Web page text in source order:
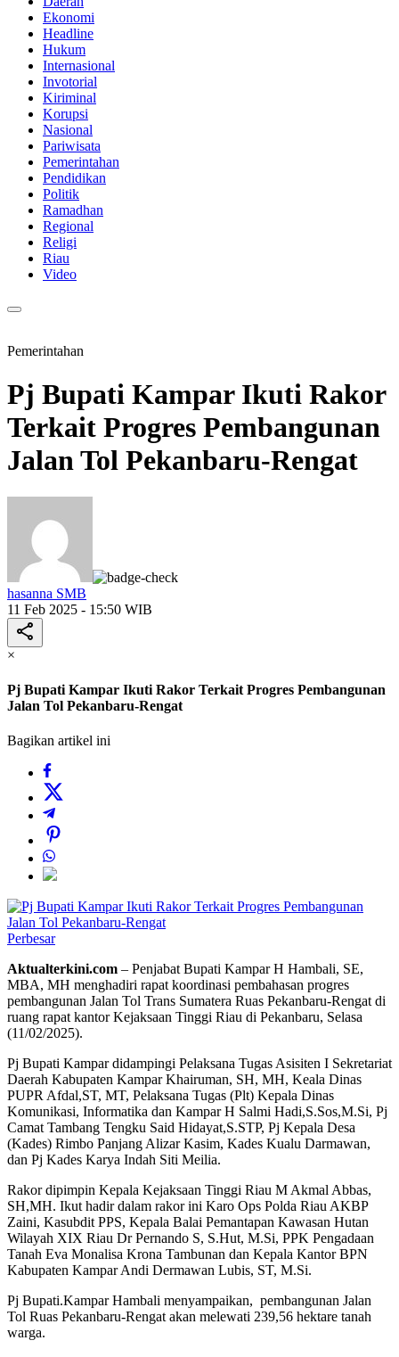
Ekonomi
Headline
Hukum
Internasional
Invotorial
Kiriminal
Korupsi
Nasional
Pariwisata
Pemerintahan
Pendidikan
Politik
Ramadhan
Regional
Religi
Riau
Video
Pemerintahan
Pj Bupati Kampar Ikuti Rakor
Terkait Progres Pembangunan
Jalan Tol Pekanbaru-Rengat
hasanna SMB
11 Feb 2025 - 15:50 WIB
×
Pj Bupati Kampar Ikuti Rakor Terkait Progres Pembangunan
Jalan Tol Pekanbaru-Rengat
Bagikan artikel ini
Perbesar
Aktualterkini.com – Penjabat Bupati Kampar H Hambali, SE,
MBA, MH menghadiri rapat koordinasi pembahasan progres
pembangunan Jalan Tol Trans Sumatera Ruas Pekanbaru-Rengat di
ruang rapat kantor Kejaksaan Tinggi Riau di Pekanbaru, Selasa
(11/02/2025).
Pj Bupati Kampar didampingi Pelaksana Tugas Asisiten I Sekretariat
Daerah Kabupaten Kampar Khairuman, SH, MH, Keala Dinas
PUPR Afdal,ST, MT, Pelaksana Tugas (Plt) Kepala Dinas
Komunikasi, Informatika dan Kampar H Salmi Hadi,S.Sos,M.Si, Pj
Camat Tambang Tengku Said Hidayat,S.STP, Pj Kepala Desa
(Kades) Rimbo Panjang Alizar Kasim, Kades Kualu Darmawan,
dan Pj Kades Karya Indah Siti Meilia.
Rakor dipimpin Kepala Kejaksaan Tinggi Riau M Akmal Abbas,
SH,MH. Ikut hadir dalam rakor ini Karo Ops Polda Riau AKBP
Zaini, Kasubdit PPS, Kepala Balai Pemantapan Kawasan Hutan
Wilayah XIX Riau Dr Pernando S, S.Hut, M.Si, PPK Pengadaan
Tanah Eva Monalisa Krona Tambunan dan Kepala Kantor BPN
Kabupaten Kampar Andi Dermawan Lubis, ST, M.Si.
Pj Bupati.Kampar Hambali menyampaikan, pembangunan Jalan
Tol Ruas Pekanbaru-Rengat akan melewati 239,56 hektare tanah
warga.